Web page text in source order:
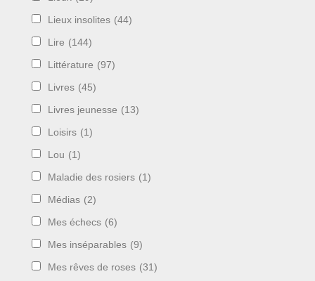
Lieux insolites (44)
Lire (144)
Littérature (97)
Livres (45)
Livres jeunesse (13)
Loisirs (1)
Lou (1)
Maladie des rosiers (1)
Médias (2)
Mes échecs (6)
Mes inséparables (9)
Mes rêves de roses (31)